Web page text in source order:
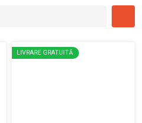
LIVRARE GRATUITĂ